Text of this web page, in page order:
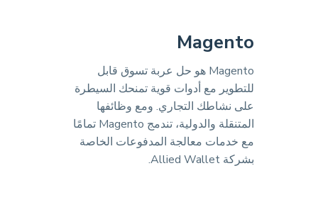
Magento
Magento هو حل عربة تسوق قابل
للتطوير مع أدوات قوية تمنحك السيطرة
على نشاطك التجاري. ومع وظائفها
المتنقلة والدولية، تندمج Magento تمامًا
مع خدمات معالجة المدفوعات الخاصة
بشركة Allied Wallet.